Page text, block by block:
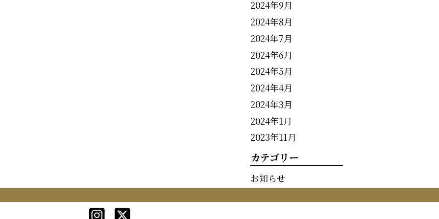
2024年9月
2024年8月
2024年7月
2024年6月
2024年5月
2024年4月
2024年3月
2024年1月
2023年11月
カテゴリー
お知らせ